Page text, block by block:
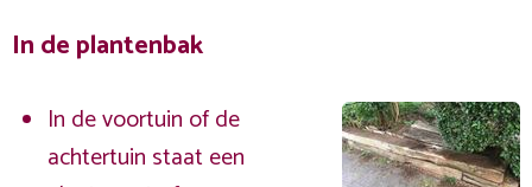
In de plantenbak
In de voortuin of de
achtertuin staat een